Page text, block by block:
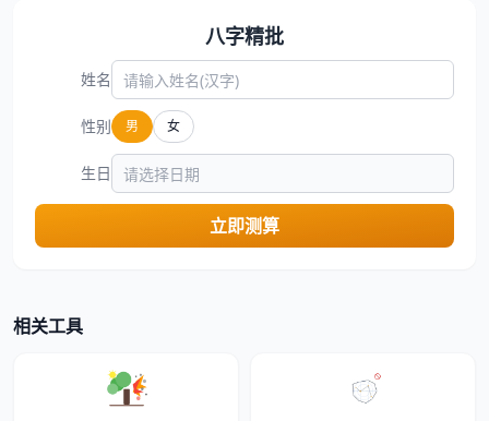
八字精批
姓名
性别 男 女
生日
立即测算
相关工具